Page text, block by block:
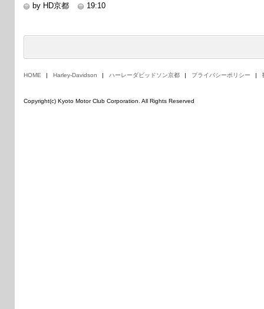
by HD京都 19:10
HOME Harley-Davidson ハーレーダビッドソン京都 プライバシーポリシー
Copyright(c) Kyoto Motor Club Corporation. All Rights Reserved